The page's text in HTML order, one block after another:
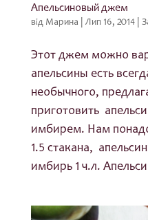
Апельсиновый джем
від Марина Лип 16, 2014|
Этот джем можно
апельсины есть
необычного,
приготовить
имбирем. Нам
1.5 стакана,
имбирь 1 ч.л.